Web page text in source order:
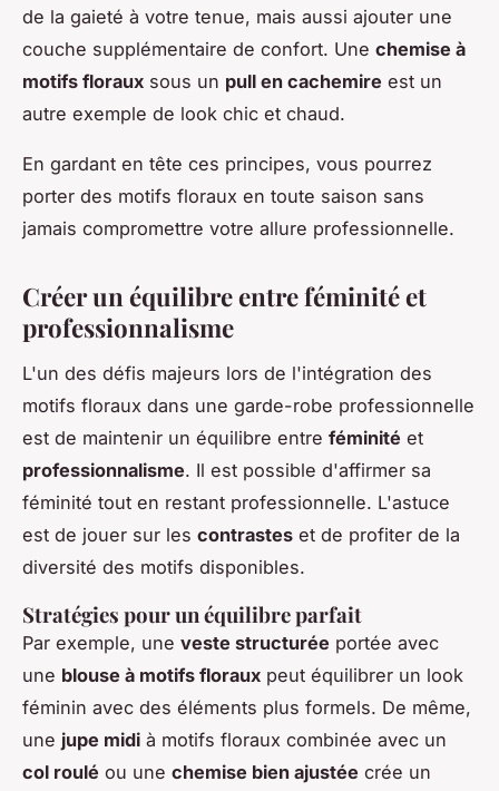
de la gaieté à votre tenue, mais aussi ajouter une
couche supplémentaire de confort. Une chemise à
motifs floraux sous un pull en cachemire est un
autre exemple de look chic et chaud.
En gardant en tête ces principes, vous pourrez
porter des motifs floraux en toute saison sans
jamais compromettre votre allure professionnelle.
Créer un équilibre entre féminité et
professionnalisme
L'un des défis majeurs lors de l'intégration des
motifs floraux dans une garde-robe professionnelle
est de maintenir un équilibre entre féminité et
professionnalisme. Il est possible d'affirmer sa
féminité tout en restant professionnelle. L'astuce
est de jouer sur les contrastes et de profiter de la
diversité des motifs disponibles.
Stratégies pour un équilibre parfait
Par exemple, une veste structurée portée avec
une blouse à motifs floraux peut équilibrer un look
féminin avec des éléments plus formels. De même,
une jupe midi à motifs floraux combinée avec un
col roulé ou une chemise bien ajustée crée un